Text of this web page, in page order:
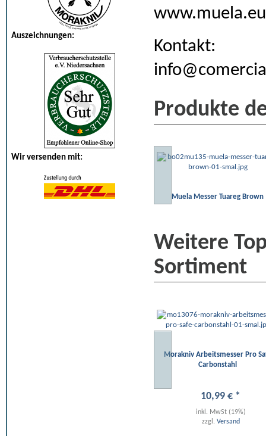
Auszeichnungen:
Wir versenden mit:
www.muela.eu
Kontakt:
Produkte
Muela Messer Tuareg Brown
Weitere
Sortiment
Morakniv Arbeitsmesser Pro
Carbonstahl
10,99 € *
inkl. MwSt (19%)
zzgl. Versand